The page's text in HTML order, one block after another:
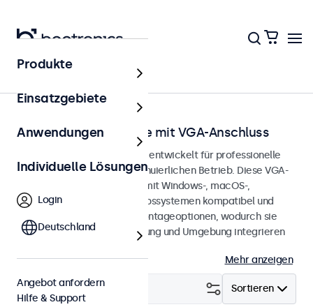
Startseite
Touchscreen-Monitore mit VGA-Anschluss
VGA-Touchscreen-Monitore, entwickelt für professionelle
Anwendungen und den kontinuierlichen Betrieb. Diese VGA-
Touchscreen-Monitore sind mit Windows-, macOS-,
ChromeOS- und Linux-Betriebssystemen kompatibel und
verfügen über vielseitige Montageoptionen, wodurch sie
sich nahtlos in jede Anwendung und Umgebung integrieren
Mehr anzeigen
Sortieren
Filtern (4)
Produkte
Einsatzgebiete
Anwendungen
Individuelle Lösungen
Login
Deutschland
Angebot anfordern
Hilfe & Support